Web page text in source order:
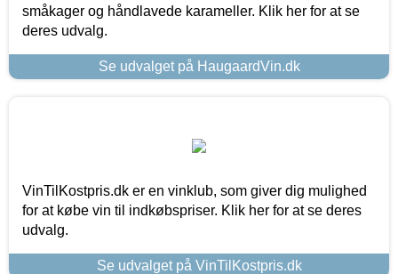
småkager og håndlavede karameller. Klik her for at se
deres udvalg.
Se udvalget på HaugaardVin.dk
VinTilKostpris.dk er en vinklub, som giver dig mulighed
for at købe vin til indkøbspriser. Klik her for at se deres
udvalg.
Se udvalget på VinTilKostpris.dk